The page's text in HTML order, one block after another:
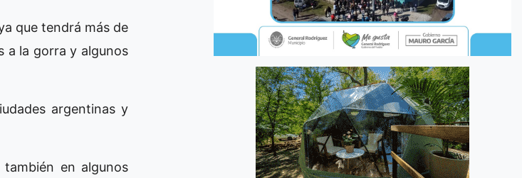
que tendrá más de
a la gorra y algunos
argentinas y
también en algunos